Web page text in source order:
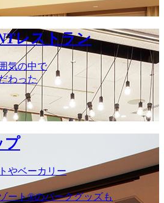
レストラン
気の中で
わった
プ
やベーカリー
ート®のパークグッズも